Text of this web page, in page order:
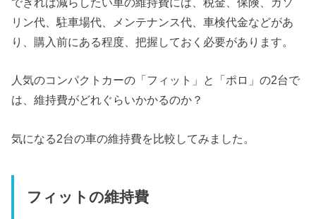
リン代、駐車場代、メンテナンス代、車検代金などがあ
り、購入前にある程度、把握しておく必要があります。
人気のコンパクトカーの「フィット」と「ポロ」の2台で
は、維持費がどれぐらいかかるのか？
気になる2台の車の維持費を比較してみました。
フィットの維持費